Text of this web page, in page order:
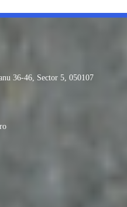
36-46, Sector 5, 050107